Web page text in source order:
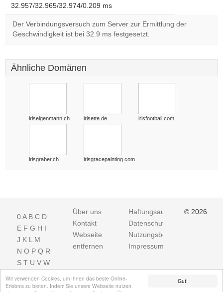
Gut!
Wir verwenden Cookies, um Ihnen das beste Online-
Erlebnis zu bieten. Indem Sie unsere Webseite nutzen,
32.957/32.965/32.974/0.209 ms
Der Verbindungsversuch zum Server zur Ermittlung der
Geschwindigkeit ist bei 32.9 ms festgesetzt.
Ähnliche Domänen
iriseigenmann.ch irisette.de irisfootball.com
irisgraber.ch irisgracepainting.com
0A B C D
E F G H I
J K L M
N O P Q R
S T U V W
Über uns
Kontakt
Webseite
entfernen
Haftungsausschluss
Datenschutz
Nutzungsbedingungen
Impressum
© 2026